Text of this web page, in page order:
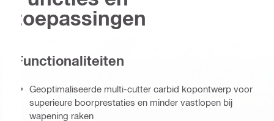
toepassingen
Functionaliteiten
Geoptimaliseerde multi-cutter carbid kopontwerp voor
superieure boorprestaties en minder vastlopen bij
wapening raken